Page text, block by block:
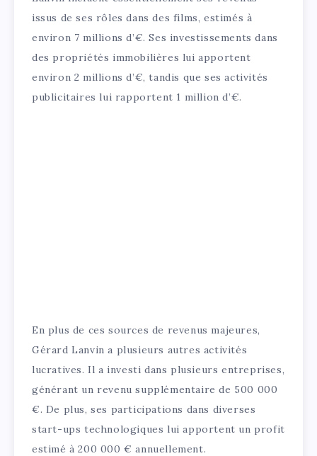
issus de ses rôles dans des films, estimés à
environ 7 millions d’€. Ses investissements dans
des propriétés immobilières lui apportent
environ 2 millions d’€, tandis que ses activités
publicitaires lui rapportent 1 million d’€.
En plus de ces sources de revenus majeures,
Gérard Lanvin a plusieurs autres activités
lucratives. Il a investi dans plusieurs entreprises,
générant un revenu supplémentaire de 500 000
€. De plus, ses participations dans diverses
start-ups technologiques lui apportent un profit
estimé à 200 000 € annuellement.